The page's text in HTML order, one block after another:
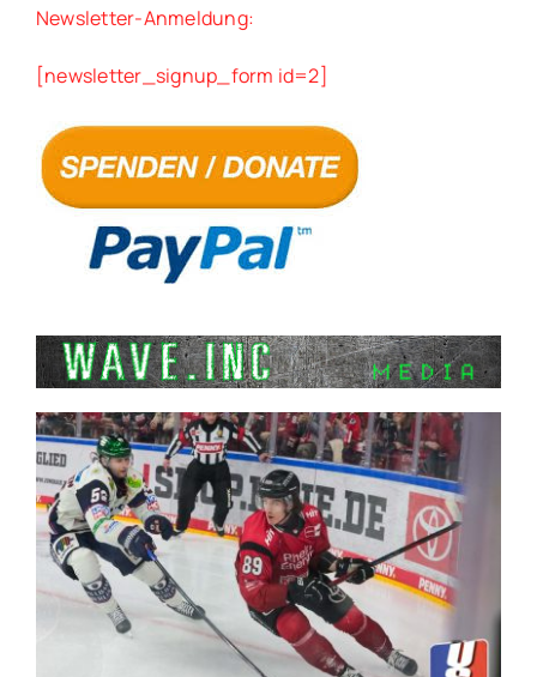
Newsletter-Anmeldung:
[newsletter_signup_form id=2]